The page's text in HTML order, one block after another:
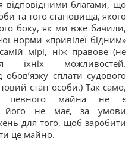
відповідними благами, що
та того становища, якого
боку, як ми вже бачили,
норми «привілеї бідним»
мірі, ніж правове (не
їхніх можливостей.
сплати судового
стан особи.) Так само,
певного майна не є
його не має, за умови
для того, щоб заробити
це майно.